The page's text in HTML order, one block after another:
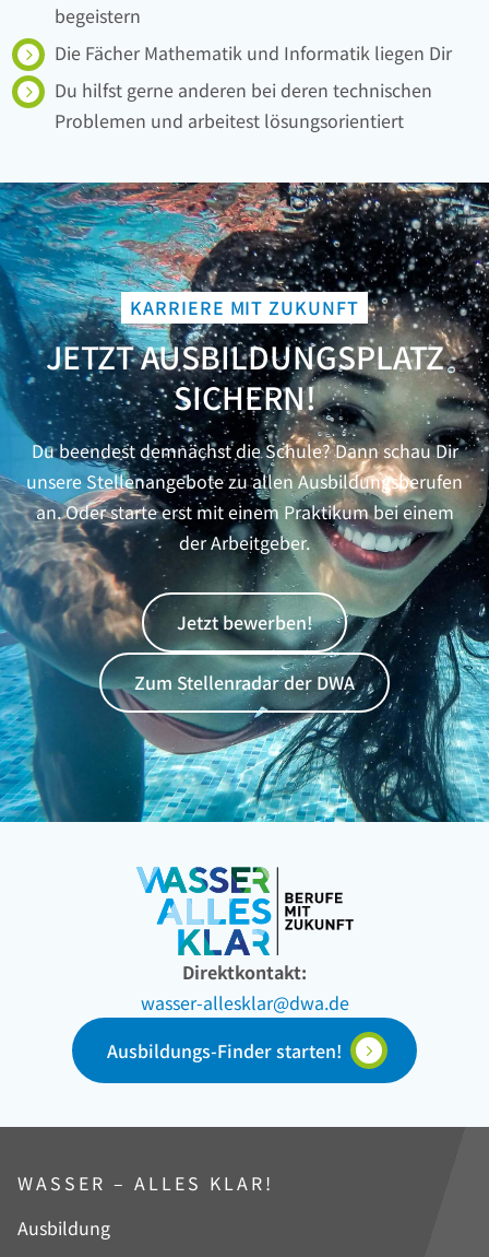
begeistern
Die Fächer Mathematik und Informatik liegen Dir
Du hilfst gerne anderen bei deren technischen
Problemen und arbeitest lösungsorientiert
KARRIERE MIT ZUKUNFT
JETZT AUSBILDUNGSPLATZ
SICHERN!
Du beendest demnächst die Schule? Dann schau Dir
unsere Stellenangebote zu allen Ausbildungsberufen
an. Oder starte erst mit einem Praktikum bei einem
der Arbeitgeber.
Jetzt bewerben!
Zum Stellenradar der DWA
Direktkontakt:
wasser-allesklar@dwa.de
Ausbildungs-Finder starten!
WASSER – ALLES KLAR!
Navigation
Ausbildung